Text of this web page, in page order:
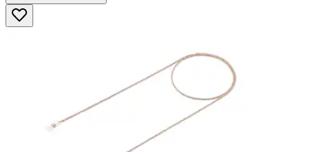
5
Sternen.
88